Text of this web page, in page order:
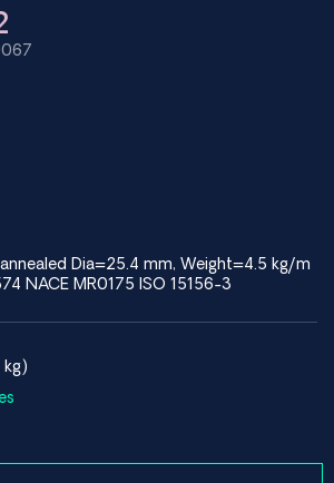
Dia=25.4 mm, Weight=4.5 kg/m
NACE MR0175 ISO 15156-3
kg)